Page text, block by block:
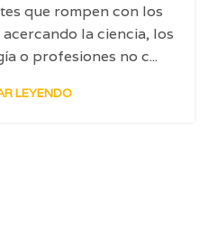
que rompen con los
la ciencia, los
o profesiones no c...
LEYENDO